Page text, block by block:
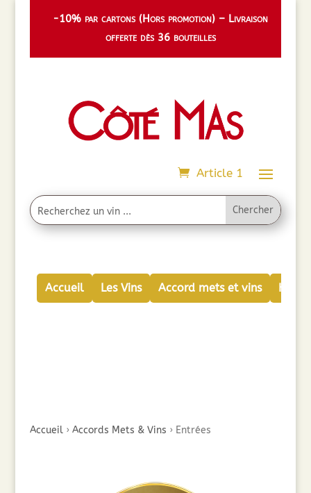
-10% par cartons (Hors promotion) – Livraison
offerte dès 36 bouteilles
Article 1
Accueil Les Vins Accord mets et vins
Accueil› Accords Mets & Vins › Entrées